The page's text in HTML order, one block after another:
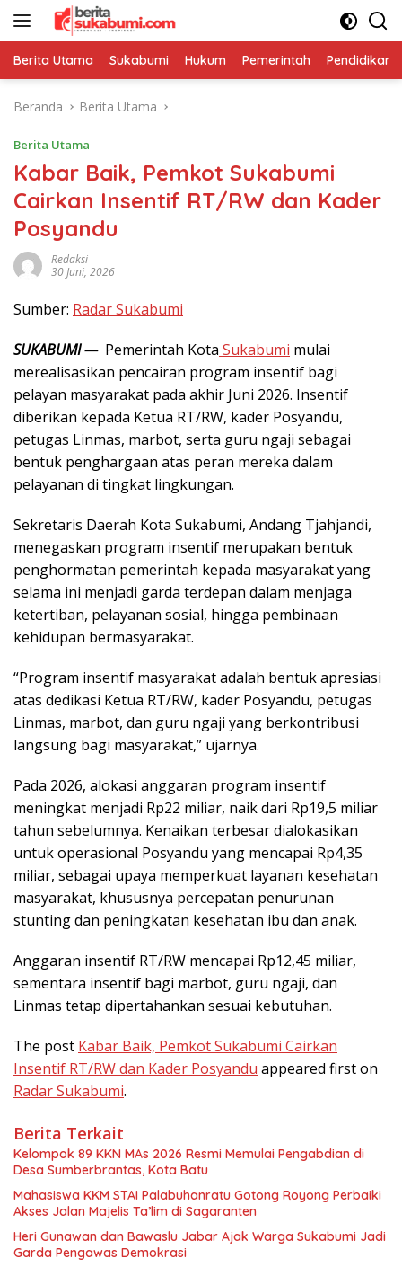
Langsung
Berita Utama Sukabumi Hukum Pemerintah Pendidikan
Beranda Berita Utama
Berita Utama
Kabar Baik, Pemkot Sukabumi
Cairkan Insentif RT/RW dan Kader
Posyandu
Redaksi
30 Juni, 2026
Sumber: Radar Sukabumi
SUKABUMI — Pemerintah Kota Sukabumi mulai
merealisasikan pencairan program insentif bagi
pelayan masyarakat pada akhir Juni 2026. Insentif
diberikan kepada Ketua RT/RW, kader Posyandu,
petugas Linmas, marbot, serta guru ngaji sebagai
bentuk penghargaan atas peran mereka dalam
pelayanan di tingkat lingkungan.
Sekretaris Daerah Kota Sukabumi, Andang Tjahjandi,
menegaskan program insentif merupakan bentuk
penghormatan pemerintah kepada masyarakat yang
selama ini menjadi garda terdepan dalam menjaga
ketertiban, pelayanan sosial, hingga pembinaan
kehidupan bermasyarakat.
“Program insentif masyarakat adalah bentuk apresiasi
atas dedikasi Ketua RT/RW, kader Posyandu, petugas
Linmas, marbot, dan guru ngaji yang berkontribusi
langsung bagi masyarakat,” ujarnya.
Pada 2026, alokasi anggaran program insentif
meningkat menjadi Rp22 miliar, naik dari Rp19,5 miliar
tahun sebelumnya. Kenaikan terbesar dialokasikan
untuk operasional Posyandu yang mencapai Rp4,35
miliar, sebagai upaya memperkuat layanan kesehatan
masyarakat, khususnya percepatan penurunan
stunting dan peningkatan kesehatan ibu dan anak.
Anggaran insentif RT/RW mencapai Rp12,45 miliar,
sementara insentif bagi marbot, guru ngaji, dan
Linmas tetap dipertahankan sesuai kebutuhan.
The post Kabar Baik, Pemkot Sukabumi Cairkan
Insentif RT/RW dan Kader Posyandu appeared first on
Radar Sukabumi.
Berita Terkait
Kelompok 89 KKN MAs 2026 Resmi Memulai Pengabdian di
Desa Sumberbrantas, Kota Batu
Mahasiswa KKM STAI Palabuhanratu Gotong Royong Perbaiki
Akses Jalan Majelis Ta’lim di Sagaranten
Heri Gunawan dan Bawaslu Jabar Ajak Warga Sukabumi Jadi
Garda Pengawas Demokrasi